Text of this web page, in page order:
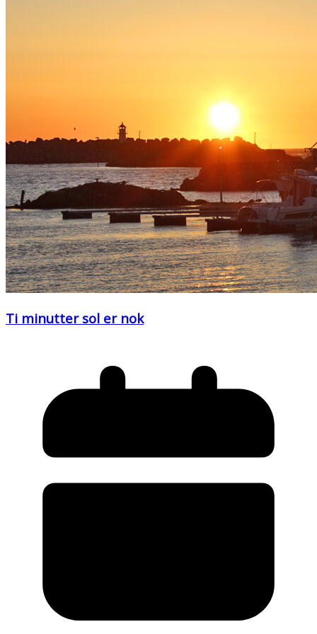
Ti minutter sol er nok